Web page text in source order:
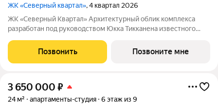
ЖК «Северный квартал», 4 квартал 2026
ЖК «Северный Квартал» Архитектурный облик комплекса
разработан под руководством Юкка Тикканена известного
сочетании современного дизайна и северной эстетики. В
данном проекте Тикканен удачно
Позвонить Позвоните мне
3 650 000 ₽
24 м² апартаменты-студия 6 этаж из 9